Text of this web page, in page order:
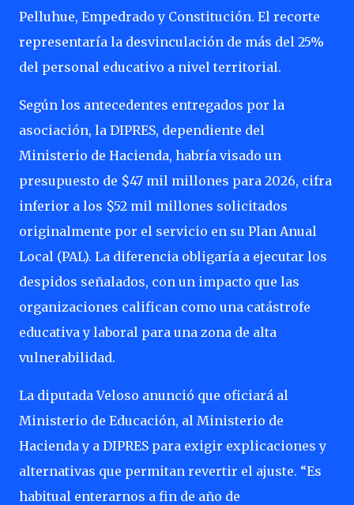
Pelluhue, Empedrado y Constitución. El recorte
representaría la desvinculación de más del 25%
del personal educativo a nivel territorial.
Según los antecedentes entregados por la
asociación, la DIPRES, dependiente del
Ministerio de Hacienda, habría visado un
presupuesto de $47 mil millones para 2026, cifra
inferior a los $52 mil millones solicitados
originalmente por el servicio en su Plan Anual
Local (PAL). La diferencia obligaría a ejecutar los
despidos señalados, con un impacto que las
organizaciones califican como una catástrofe
educativa y laboral para una zona de alta
vulnerabilidad.
La diputada Veloso anunció que oficiará al
Ministerio de Educación, al Ministerio de
Hacienda y a DIPRES para exigir explicaciones y
alternativas que permitan revertir el ajuste. “Es
habitual enterarnos a fin de año de